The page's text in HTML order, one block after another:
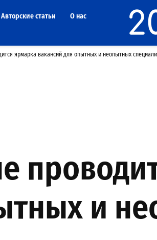
Авторские статьи
О нас
ярмарка вакансий для опытных и неопытных
и